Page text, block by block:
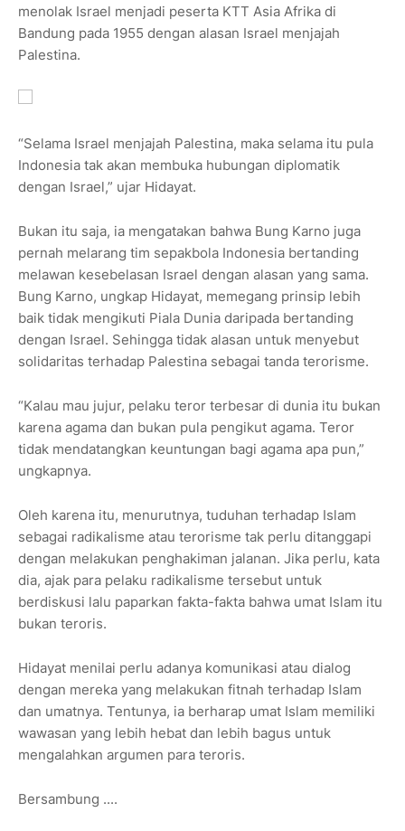
menolak Israel menjadi peserta KTT Asia Afrika di
Bandung pada 1955 dengan alasan Israel menjajah
Palestina.
“Selama Israel menjajah Palestina, maka selama itu pula
Indonesia tak akan membuka hubungan diplomatik
dengan Israel,” ujar Hidayat.
Bukan itu saja, ia mengatakan bahwa Bung Karno juga
pernah melarang tim sepakbola Indonesia bertanding
melawan kesebelasan Israel dengan alasan yang sama.
Bung Karno, ungkap Hidayat, memegang prinsip lebih
baik tidak mengikuti Piala Dunia daripada bertanding
dengan Israel. Sehingga tidak alasan untuk menyebut
solidaritas terhadap Palestina sebagai tanda terorisme.
“Kalau mau jujur, pelaku teror terbesar di dunia itu bukan
karena agama dan bukan pula pengikut agama. Teror
tidak mendatangkan keuntungan bagi agama apa pun,”
ungkapnya.
Oleh karena itu, menurutnya, tuduhan terhadap Islam
sebagai radikalisme atau terorisme tak perlu ditanggapi
dengan melakukan penghakiman jalanan. Jika perlu, kata
dia, ajak para pelaku radikalisme tersebut untuk
berdiskusi lalu paparkan fakta-fakta bahwa umat Islam itu
bukan teroris.
Hidayat menilai perlu adanya komunikasi atau dialog
dengan mereka yang melakukan fitnah terhadap Islam
dan umatnya. Tentunya, ia berharap umat Islam memiliki
wawasan yang lebih hebat dan lebih bagus untuk
mengalahkan argumen para teroris.
Bersambung ....